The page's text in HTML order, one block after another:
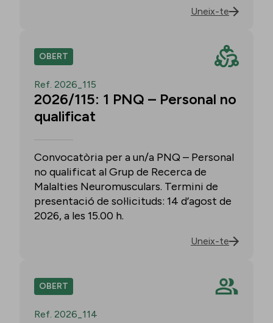
Uneix-te
OBERT
Ref. 2026_115
2026/115: 1 PNQ – Personal no
qualificat
Convocatòria per a un/a PNQ – Personal
no qualificat al Grup de Recerca de
Malalties Neuromusculars. Termini de
presentació de sol·licituds: 14 d’agost de
2026, a les 15.00 h.
Uneix-te
OBERT
Ref. 2026_114